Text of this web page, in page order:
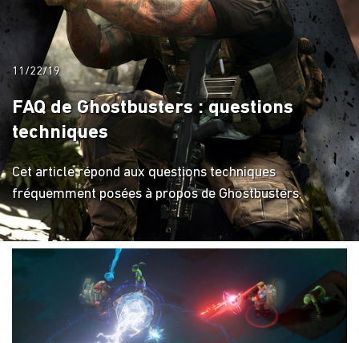
11/22/19
FAQ de Ghostbusters : questions
techniques
Cet article répond aux questions techniques
fréquemment posées à propos de Ghostbusters.